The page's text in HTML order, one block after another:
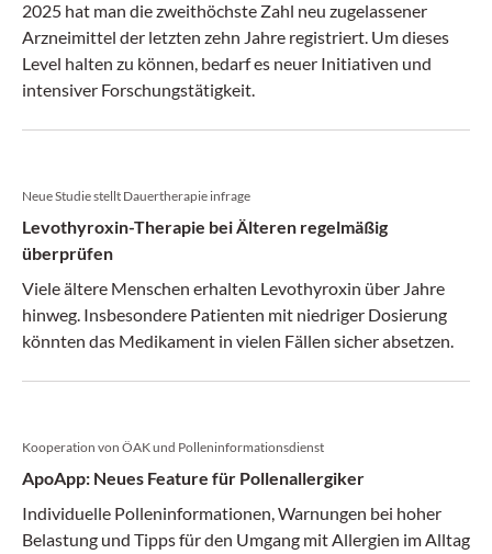
2025 hat man die zweithöchste Zahl neu zugelassener
Arzneimittel der letzten zehn Jahre registriert. Um dieses
Level halten zu können, bedarf es neuer Initiativen und
intensiver Forschungstätigkeit.
Neue Studie stellt Dauertherapie infrage
Levothyroxin-Therapie bei Älteren regelmäßig
überprüfen
Viele ältere Menschen erhalten Levothyroxin über Jahre
hinweg. Insbesondere Patienten mit niedriger Dosierung
könnten das Medikament in vielen Fällen sicher absetzen.
Kooperation von ÖAK und Polleninformationsdienst
ApoApp: Neues Feature für Pollenallergiker
Individuelle Polleninformationen, Warnungen bei hoher
Belastung und Tipps für den Umgang mit Allergien im Alltag